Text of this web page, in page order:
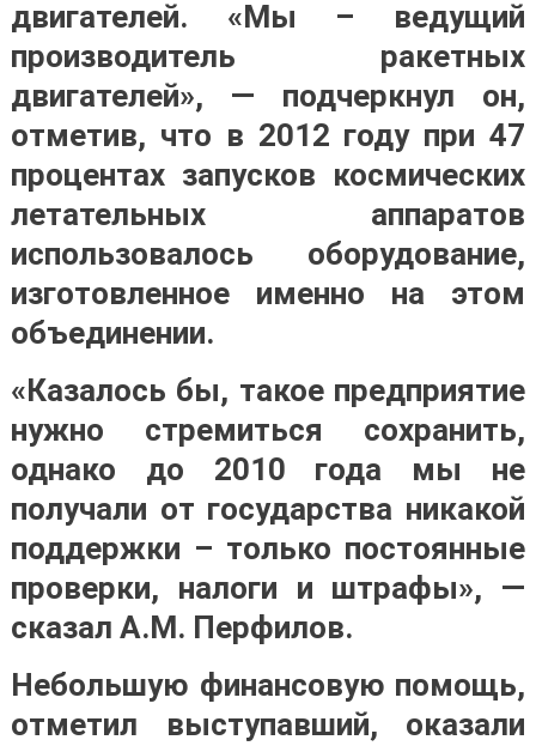
двигателей. «Мы – ведущий
производитель ракетных
двигателей», — подчеркнул он,
отметив, что в 2012 году при 47
процентах запусков космических
летательных аппаратов
использовалось оборудование,
изготовленное именно на этом
объединении.
«Казалось бы, такое предприятие
нужно стремиться сохранить,
однако до 2010 года мы не
получали от государства никакой
поддержки – только постоянные
проверки, налоги и штрафы», —
сказал А.М. Перфилов.
Небольшую финансовую помощь,
отметил выступавший, оказали